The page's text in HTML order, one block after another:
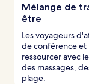
Mélange de
être
Les voyageurs
de conférence et
ressourcer avec
des massages,
plage.